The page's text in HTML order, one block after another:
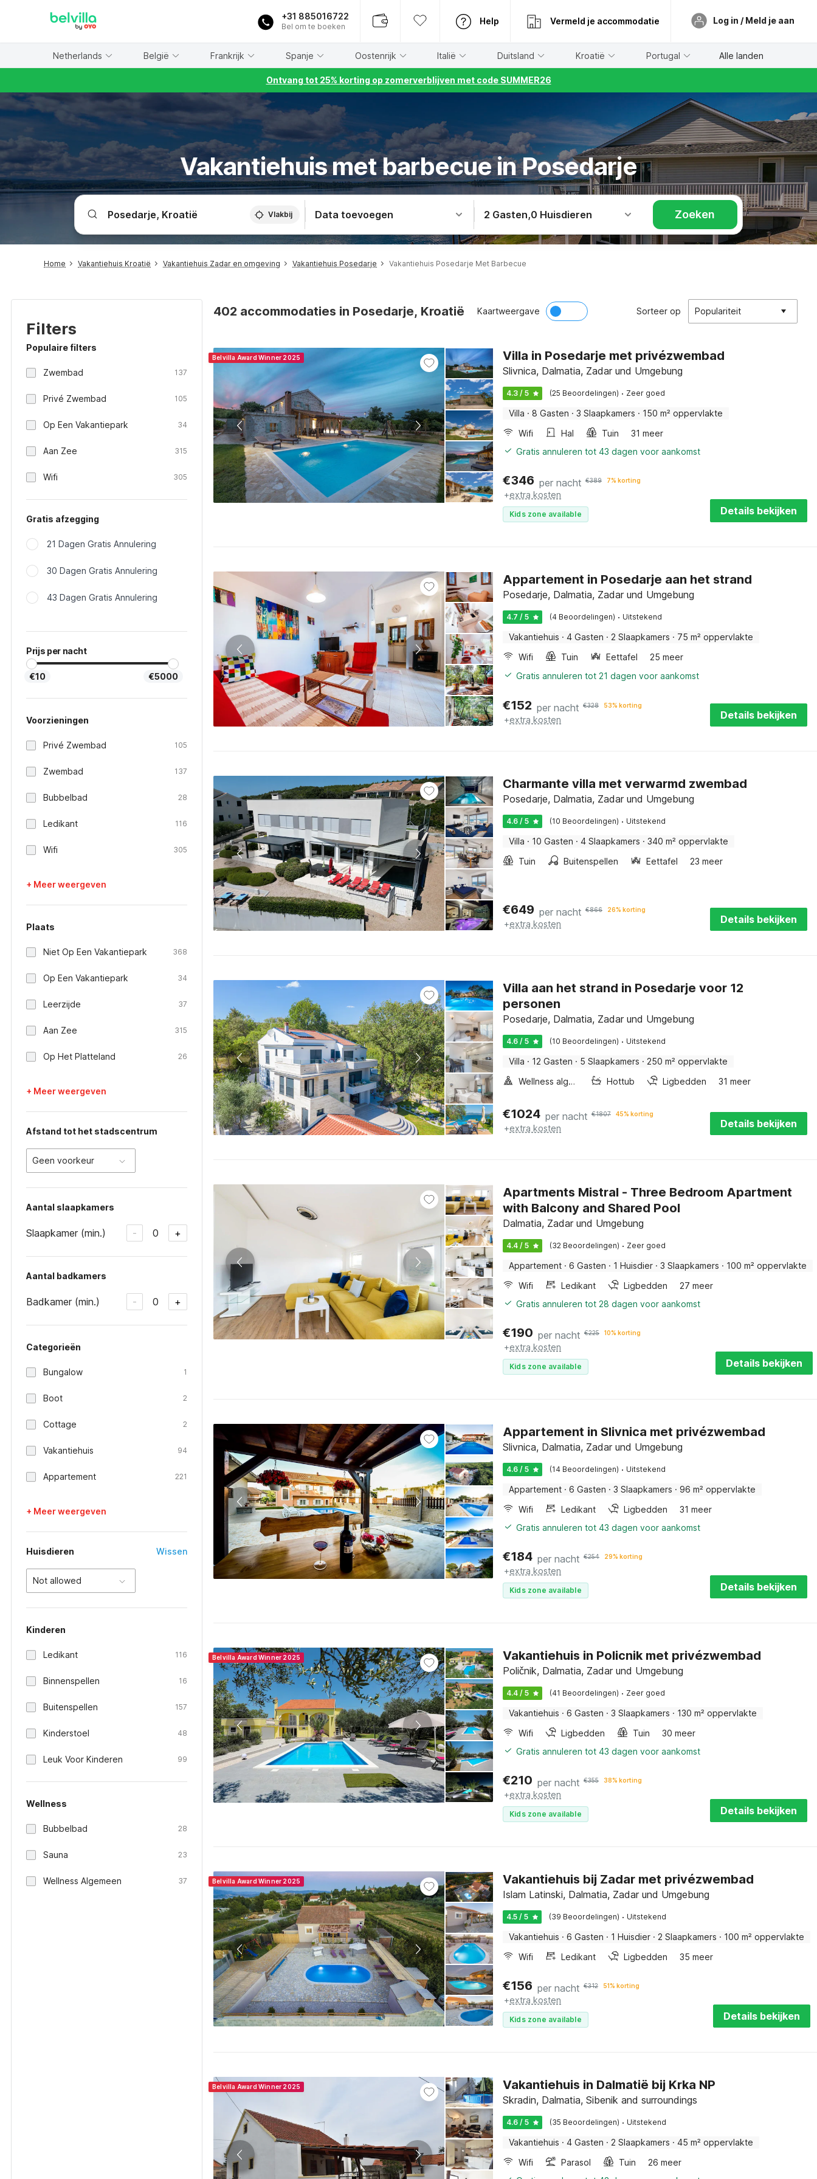
+31 885016722
Bel om te boeken
Help Vermeld je accommodatie Log in / Meld je aan
Netherlands België Frankrijk Spanje Oostenrijk Italië Duitsland Kroatië Portugal Alle landen
Ontvang tot 25% korting op zomerverblijven met code SUMMER26
Vakantiehuis met barbecue in Posedarje
Vlakbij Data toevoegen 2 Gasten,0 Huisdieren Zoeken
Home Vakantiehuis Kroatië Vakantiehuis Zadar en omgeving Vakantiehuis Posedarje Vakantiehuis Posedarje Met Barbecue
Filters
Populaire filters
Zwembad 137
Privé Zwembad 105
Op Een Vakantiepark 34
Aan Zee 315
Wifi 305
Gratis afzegging
21 Dagen Gratis Annulering
30 Dagen Gratis Annulering
43 Dagen Gratis Annulering
Prijs per nacht
€10 €5000
Voorzieningen
Privé Zwembad 105
Zwembad 137
Bubbelbad 28
Ledikant 116
Wifi 305
+ Meer weergeven
Plaats
Niet Op Een Vakantiepark 368
Op Een Vakantiepark 34
Leerzijde 37
Aan Zee 315
Op Het Platteland 26
+ Meer weergeven
Afstand tot het stadscentrum
Geen voorkeur
Aantal slaapkamers
Slaapkamer (min.) - 0 +
Aantal badkamers
Badkamer (min.) - 0 +
Categorieën
Bungalow 1
Boot 2
Cottage 2
Vakantiehuis 94
Appartement 221
+ Meer weergeven
Huisdieren Wissen
Not allowed
Kinderen
Ledikant 116
Binnenspellen 16
Buitenspellen 157
Kinderstoel 48
Leuk Voor Kinderen 99
Wellness
Bubbelbad 28
Sauna 23
Wellness Algemeen 37
402 accommodaties in Posedarje, Kroatië Kaartweergave Sorteer op Populariteit
Belvilla Award Winner 2025 Villa in Posedarje met privézwembad
Slivnica, Dalmatia, Zadar und Umgebung
4.3 / 5 (25 Beoordelingen) · Zeer goed
Villa · 8 Gasten · 3 Slaapkamers · 150 m² oppervlakte
Wifi
Hal Tuin
31 meer
Gratis annuleren tot 43 dagen voor aankomst
€346 per nacht €389 7% korting
+extra kosten
Kids zone available Details bekijken
Appartement in Posedarje aan het strand
Posedarje, Dalmatia, Zadar und Umgebung
4.7 / 5 (4 Beoordelingen) · Uitstekend
Vakantiehuis · 4 Gasten · 2 Slaapkamers · 75 m² oppervlakte
Wifi
Tuin Eettafel
25 meer
Gratis annuleren tot 21 dagen voor aankomst
€152 per nacht €328 53% korting
+extra kosten Details bekijken
Charmante villa met verwarmd zwembad
Posedarje, Dalmatia, Zadar und Umgebung
4.6 / 5 (10 Beoordelingen) · Uitstekend
Villa · 10 Gasten · 4 Slaapkamers · 340 m² oppervlakte
Tuin
Buitenspellen Eettafel 23 meer
€649 per nacht €866 26% korting
+extra kosten Details bekijken
Villa aan het strand in Posedarje voor 12
personen
Posedarje, Dalmatia, Zadar und Umgebung
4.6 / 5 (10 Beoordelingen) · Uitstekend
Villa · 12 Gasten · 5 Slaapkamers · 250 m² oppervlakte
Wellness algemeen
Hottub Ligbedden 31 meer
€1024 per nacht €1807 45% korting
+extra kosten Details bekijken
Apartments Mistral - Three Bedroom Apartment
with Balcony and Shared Pool
Dalmatia, Zadar und Umgebung
4.4 / 5 (32 Beoordelingen) · Zeer goed
Appartement · 6 Gasten · 1 Huisdier · 3 Slaapkamers · 100 m² oppervlakte
Wifi
Ledikant Ligbedden
27 meer
Gratis annuleren tot 28 dagen voor aankomst
€190 per nacht €225 10% korting
+extra kosten
Kids zone available Details bekijken
Appartement in Slivnica met privézwembad
Slivnica, Dalmatia, Zadar und Umgebung
4.6 / 5 (14 Beoordelingen) · Uitstekend
Appartement · 6 Gasten · 3 Slaapkamers · 96 m² oppervlakte
Wifi
Ledikant Ligbedden
31 meer
Gratis annuleren tot 43 dagen voor aankomst
€184 per nacht €254 29% korting
+extra kosten
Kids zone available Details bekijken
Belvilla Award Winner 2025 Vakantiehuis in Policnik met privézwembad
Poličnik, Dalmatia, Zadar und Umgebung
4.4 / 5 (41 Beoordelingen) · Zeer goed
Vakantiehuis · 6 Gasten · 3 Slaapkamers · 130 m² oppervlakte
Wifi
Ligbedden Tuin
30 meer
Gratis annuleren tot 43 dagen voor aankomst
€210 per nacht €355 38% korting
+extra kosten
Kids zone available Details bekijken
Belvilla Award Winner 2025 Vakantiehuis bij Zadar met privézwembad
Islam Latinski, Dalmatia, Zadar und Umgebung
4.5 / 5 (39 Beoordelingen) · Uitstekend
Vakantiehuis · 6 Gasten · 1 Huisdier · 2 Slaapkamers · 100 m² oppervlakte
Wifi
Ledikant Ligbedden 35 meer
€156 per nacht €312 51% korting
+extra kosten
Kids zone available Details bekijken
Belvilla Award Winner 2025 Vakantiehuis in Dalmatië bij Krka NP
Skradin, Dalmatia, Sibenik and surroundings
4.6 / 5 (35 Beoordelingen) · Uitstekend
Vakantiehuis · 4 Gasten · 2 Slaapkamers · 45 m² oppervlakte
Wifi
Parasol Tuin
26 meer